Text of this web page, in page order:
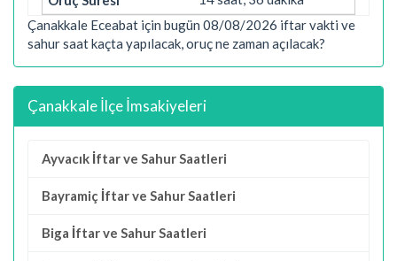
Çanakkale Eceabat için bugün 08/08/2026 iftar vakti ve
sahur saat kaçta yapılacak, oruç ne zaman açılacak?
Çanakkale İlçe İmsakiyeleri
Ayvacık İftar ve Sahur Saatleri
Bayramiç İftar ve Sahur Saatleri
Biga İftar ve Sahur Saatleri